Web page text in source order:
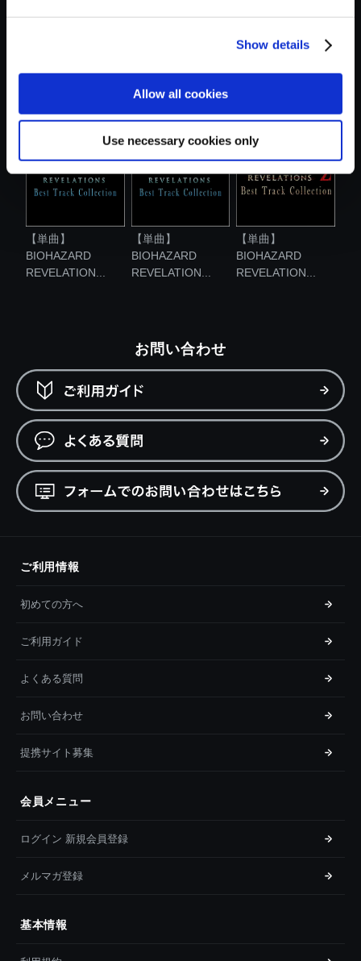
Show details
Allow all cookies
Use necessary cookies only
REVELA...
【単曲】
BIOHAZARD
REVELATION...
【単曲】
BIOHAZARD
REVELATION...
【単曲】
BIOHAZARD
REVELATION...
お問い合わせ
ご利用情報
初めての方へ
ご利用ガイド
よくある質問
お問い合わせ
提携サイト募集
会員メニュー
ログイン 新規会員登録
メルマガ登録
基本情報